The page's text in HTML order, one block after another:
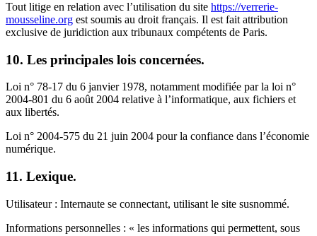
Tout litige en relation avec l’utilisation du site https://verrerie-
mousseline.org est soumis au droit français. Il est fait attribution
exclusive de juridiction aux tribunaux compétents de Paris.
10. Les principales lois concernées.
Loi n° 78-17 du 6 janvier 1978, notamment modifiée par la loi n°
2004-801 du 6 août 2004 relative à l’informatique, aux fichiers et
aux libertés.
Loi n° 2004-575 du 21 juin 2004 pour la confiance dans l’économie
numérique.
11. Lexique.
Utilisateur : Internaute se connectant, utilisant le site susnommé.
Informations personnelles : « les informations qui permettent, sous